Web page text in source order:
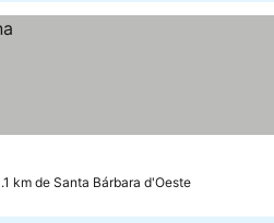
km de Santa Bárbara d'Oeste